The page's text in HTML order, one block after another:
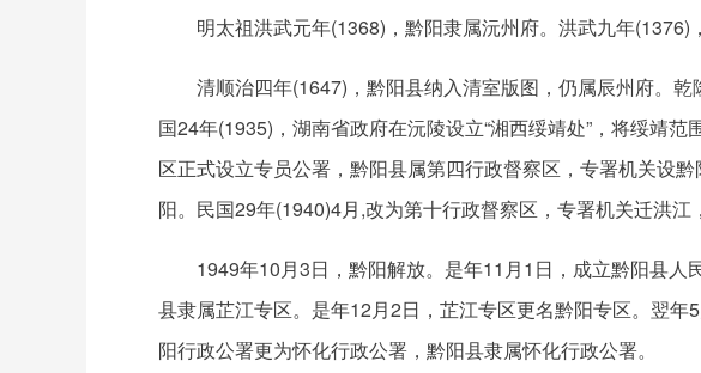
明太祖洪武元年(1368)，黔阳隶属沅州府。洪武九年(1376)
清顺治四年(1647)，黔阳县纳入清室版图，仍属辰州府。
国24年(1935)，湖南省政府在沅陵设立“湘西绥靖处”，将绥靖
区正式设立专员公署，黔阳县属第四行政督察区，专署机关设
阳。民国29年(1940)4月,改为第十行政督察区，专署机关迁洪江
1949年10月3日，黔阳解放。是年11月1日，成立黔阳县
县隶属芷江专区。是年12月2日，芷江专区更名黔阳专区。翌
阳行政公署更为怀化行政公署，黔阳县隶属怀化行政公署。